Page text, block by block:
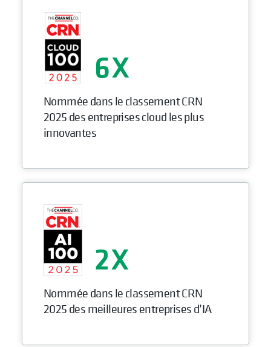
6
Nommée dans le classement CRN
2025 des entreprises cloud les plus
innovantes
2
Nommée dans le classement CRN
2025 des meilleures entreprises d’IA